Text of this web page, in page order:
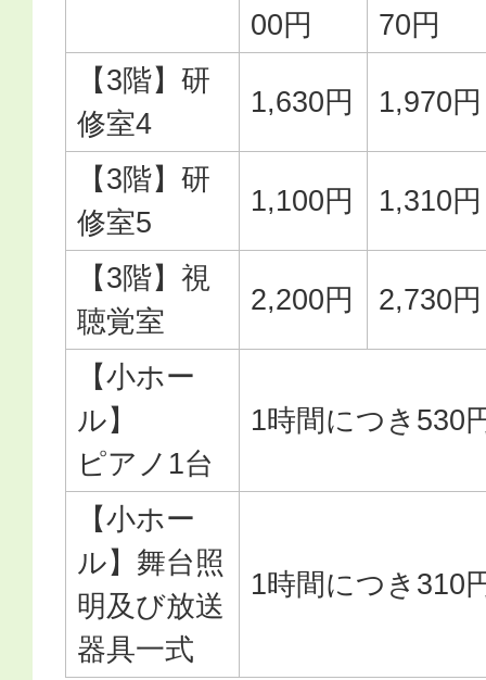
00円
70円
【3階】研
修室4
1,630円 1,970円
【3階】研
修室5
1,100円 1,310円
【3階】視
聴覚室
2,200円 2,730円
【小ホー
ル】
ピアノ1台
1時間につき530
【小ホー
ル】舞台照
明及び放送
器具一式
1時間につき310